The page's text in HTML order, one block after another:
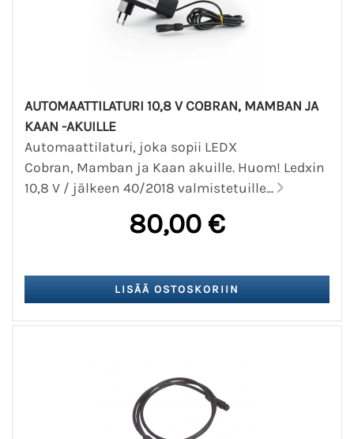
AUTOMAATTILATURI 10,8 V COBRAN, MAMBAN JA
KAAN -AKUILLE
Automaattilaturi, joka sopii LEDX
Cobran, Mamban ja Kaan akuille. Huom! Ledxin
10,8 V / jälkeen 40/2018 valmistetuille...
80,00 €